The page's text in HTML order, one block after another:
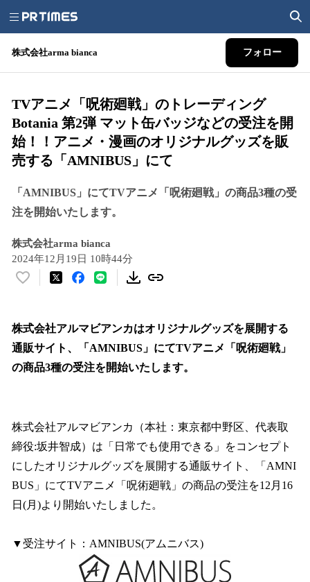
株式会社arma bianca フォロー
TVアニメ「呪術廻戦」のトレーディング
Botania 第2弾 マット缶バッジなどの受注を開
始！！アニメ・漫画のオリジナルグッズを販
売する「AMNIBUS」にて
「AMNIBUS」にてTVアニメ「呪術廻戦」の商品3種の受
注を開始いたします。
株式会社arma bianca
2024年12月19日 10時44分
い
！
数
を
読
中
で
す
株式会社アルマビアンカはオリジナルグッズを展開する
通販サイト、「AMNIBUS」にてTVアニメ「呪術廻戦」
の商品3種の受注を開始いたします。
株式会社アルマビアンカ（本社：東京都中野区、代表取
締役:坂井智成）は「日常でも使用できる」をコンセプト
にしたオリジナルグッズを展開する通販サイト、「AMNI
BUS」にてTVアニメ「呪術廻戦」の商品の受注を12月16
日(月)より開始いたしました。
▼受注サイト：AMNIBUS(アムニバス)